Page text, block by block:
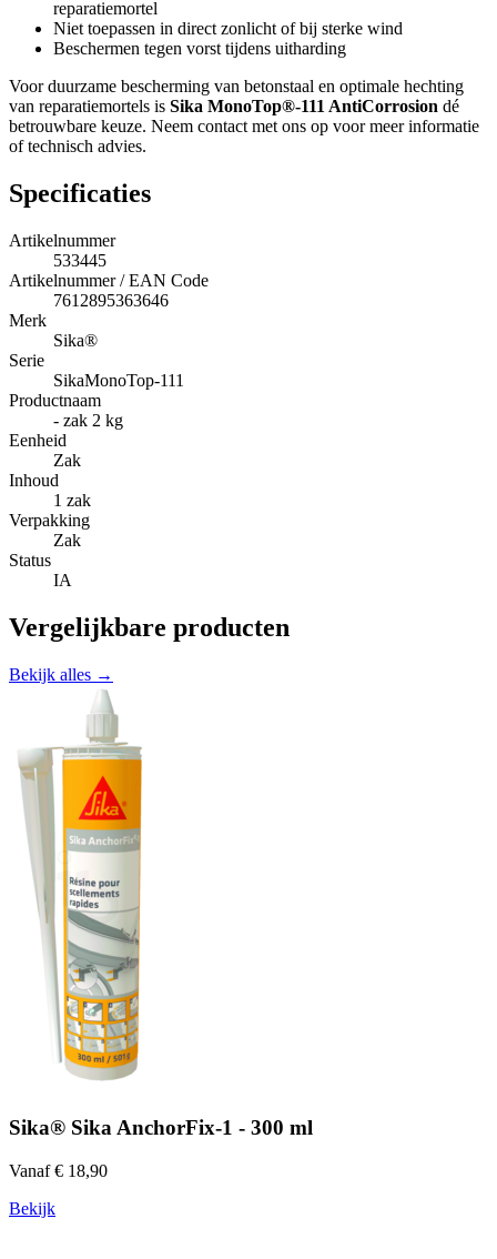
reparatiemortel
Niet toepassen in direct zonlicht of bij sterke wind
Beschermen tegen vorst tijdens uitharding
Voor duurzame bescherming van betonstaal en optimale hechting
van reparatiemortels is Sika MonoTop®-111 AntiCorrosion dé
betrouwbare keuze. Neem contact met ons op voor meer informatie
of technisch advies.
Specificaties
Artikelnummer
533445
Artikelnummer / EAN Code
7612895363646
Merk
Sika®
Serie
SikaMonoTop-111
Productnaam
- zak 2 kg
Eenheid
Zak
Inhoud
1 zak
Verpakking
Zak
Status
IA
Vergelijkbare producten
Bekijk alles →
Sika® Sika AnchorFix-1 - 300 ml
Vanaf € 18,90
Bekijk